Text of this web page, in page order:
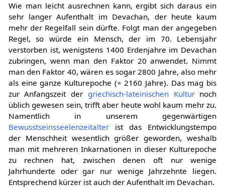
Wie man leicht ausrechnen kann, ergibt sich daraus ein
sehr langer Aufenthalt im Devachan, der heute kaum
mehr der Regelfall sein dürfte. Folgt man der angegeben
Regel, so würde ein Mensch, der im 70. Lebensjahr
verstorben ist, wenigstens 1400 Erdenjahre im Devachan
zubringen, wenn man den Faktor 20 anwendet. Nimmt
man den Faktor 40, wären es sogar 2800 Jahre, also mehr
als eine ganze Kulturepoche (≈ 2160 Jahre). Das mag bis
zur Anfangszeit der griechisch-lateinischen Kulturnoch
üblich gewesen sein, trifft aber heute wohl kaum mehr zu.
Namentlich in unserem gegenwärtigen
Bewusstseinsseelenzeitalterist das Entwicklungstempo
der Menschheit wesentlich größer geworden, weshalb
man mit mehreren Inkarnationen in dieser Kulturepoche
zu rechnen hat, zwischen denen oft nur wenige
Jahrhunderte oder gar nur wenige Jahrzehnte liegen.
Entsprechend kürzer ist auch der Aufenthalt im Devachan.